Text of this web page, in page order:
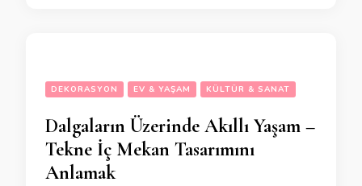
DEKORASYON EV & YAŞAM KÜLTÜR & SANAT
Dalgaların Üzerinde Akıllı Yaşam –
Tekne İç Mekan Tasarımını
Anlamak